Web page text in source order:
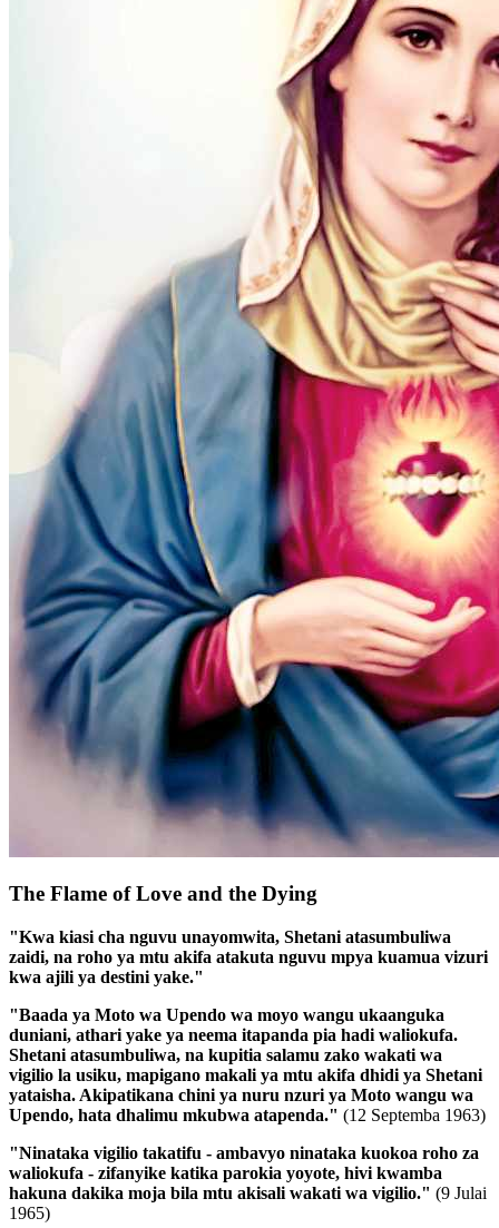
The Flame of Love and the Dying
"Kwa kiasi cha nguvu unayomwita, Shetani atasumbuliwa
zaidi, na roho ya mtu akifa atakuta nguvu mpya kuamua vizuri
kwa ajili ya destini yake."
"Baada ya Moto wa Upendo wa moyo wangu ukaanguka
duniani, athari yake ya neema itapanda pia hadi waliokufa.
Shetani atasumbuliwa, na kupitia salamu zako wakati wa
vigilio la usiku, mapigano makali ya mtu akifa dhidi ya Shetani
yataisha. Akipatikana chini ya nuru nzuri ya Moto wangu wa
Upendo, hata dhalimu mkubwa atapenda." (12 Septemba 1963)
"Ninataka vigilio takatifu - ambavyo ninataka kuokoa roho za
waliokufa - zifanyike katika parokia yoyote, hivi kwamba
hakuna dakika moja bila mtu akisali wakati wa vigilio." (9 Julai
1965)